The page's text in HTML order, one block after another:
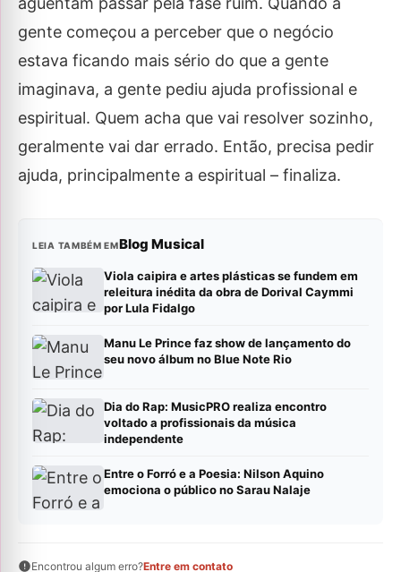
gente começou a perceber que o negócio
estava ficando mais sério do que a gente
imaginava, a gente pediu ajuda profissional e
espiritual. Quem acha que vai resolver sozinho,
geralmente vai dar errado. Então, precisa pedir
ajuda, principalmente a espiritual – finaliza.
LEIA TAMBÉM EMBlog Musical
Viola caipira e artes plásticas se fundem em
releitura inédita da obra de Dorival Caymmi
por Lula Fidalgo
Manu Le Prince faz show de lançamento do
seu novo álbum no Blue Note Rio
Dia do Rap: MusicPRO realiza encontro
voltado a profissionais da música
independente
Entre o Forró e a Poesia: Nilson Aquino
emociona o público no Sarau Nalaje
Encontrou algum erro?Entre em contato